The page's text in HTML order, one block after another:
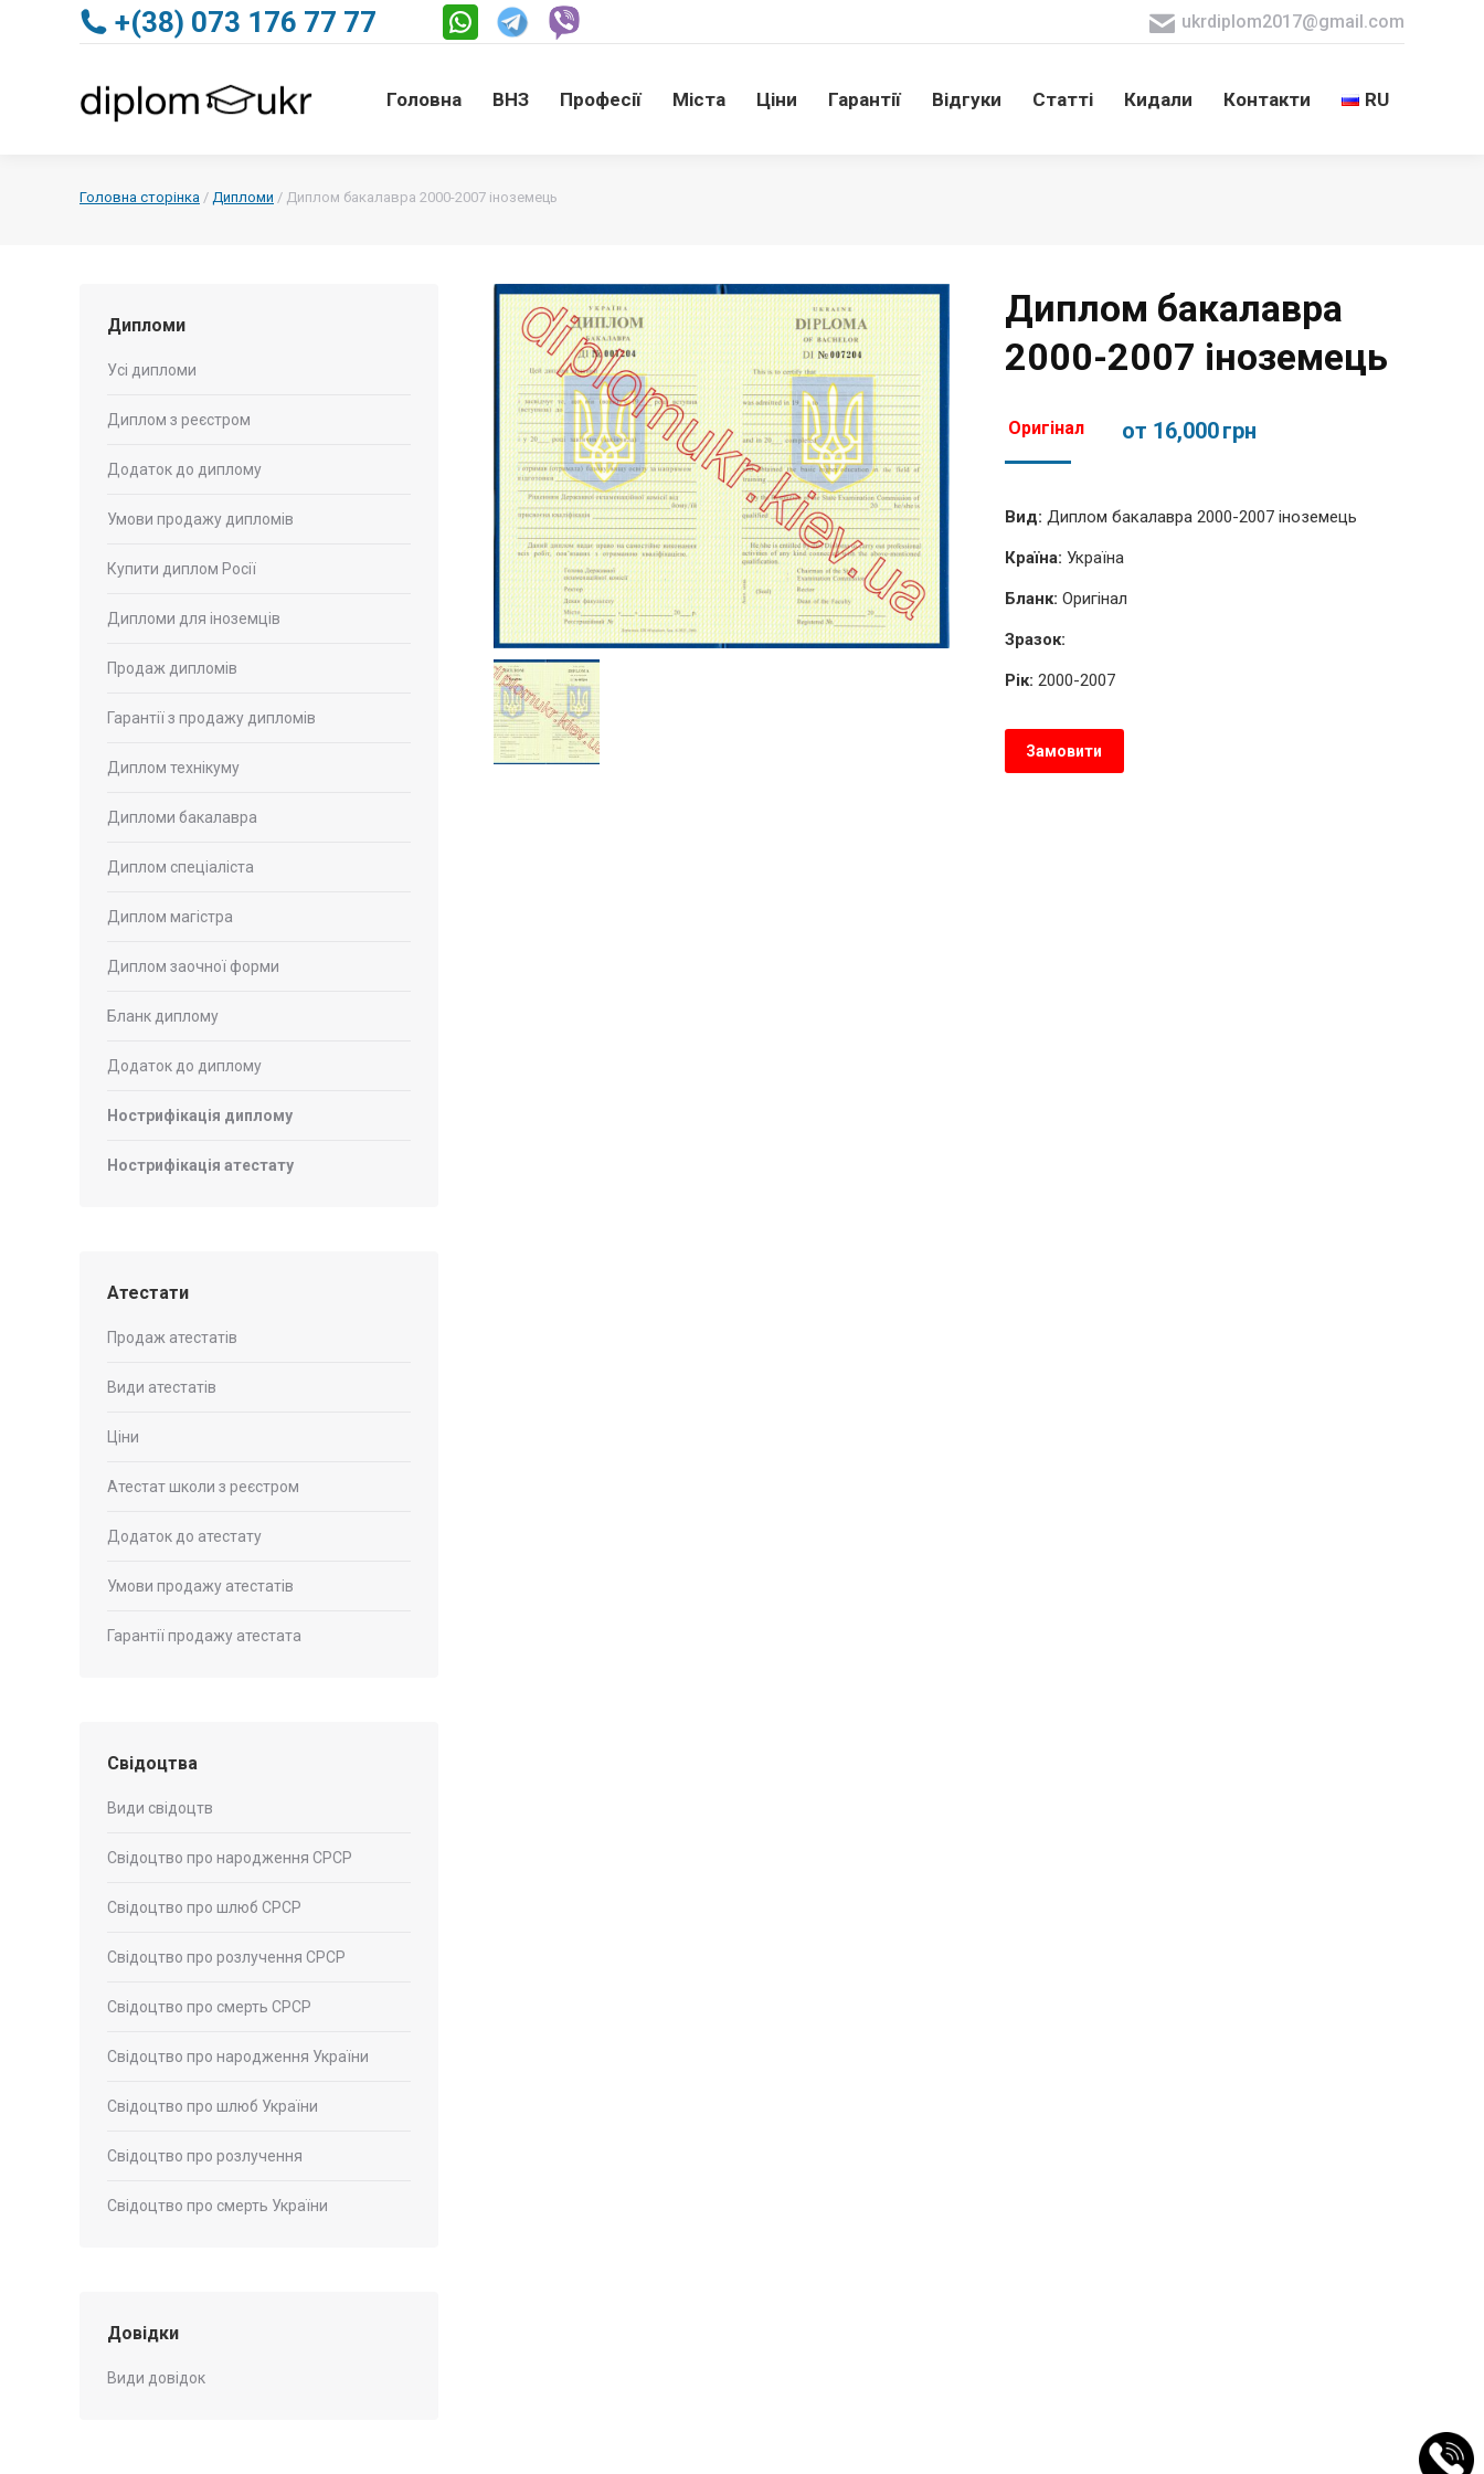
+(38) 073 176 77 77 ukrdiplom2017@gmail.com
Головна ВНЗ Професії Міста Ціни Гарантії Відгуки Статті Кидали Контакти RU
Головна сторінка / Дипломи / Диплом бакалавра 2000-2007 іноземець
Диплом бакалавра
2000-2007 іноземець
Оригінал от 16,000грн
Вид: Диплом бакалавра 2000-2007 іноземець
Країна: Україна
Бланк: Оригінал
Зразок:
Рік: 2000-2007
Замовити
Дипломи
Усі дипломи
Диплом з реєстром
Додаток до диплому
Умови продажу дипломів
Купити диплом Росії
Дипломи для іноземців
Продаж дипломів
Гарантії з продажу дипломів
Диплом технікуму
Дипломи бакалавра
Диплом спеціаліста
Диплом магістра
Диплом заочної форми
Бланк диплому
Додаток до диплому
Нострифікація диплому
Нострифікація атестату
Атестати
Продаж атестатів
Види атестатів
Ціни
Атестат школи з реєстром
Додаток до атестату
Умови продажу атестатів
Гарантії продажу атестата
Свідоцтва
Види свідоцтв
Свідоцтво про народження СРСР
Свідоцтво про шлюб СРСР
Свідоцтво про розлучення СРСР
Свідоцтво про смерть СРСР
Свідоцтво про народження України
Свідоцтво про шлюб України
Свідоцтво про розлучення
Свідоцтво про смерть України
Довідки
Види довідок
Головна ВНЗ Професії Кидали Контакти